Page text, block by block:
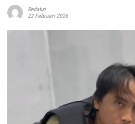
Redaksi
22 Februari 2026